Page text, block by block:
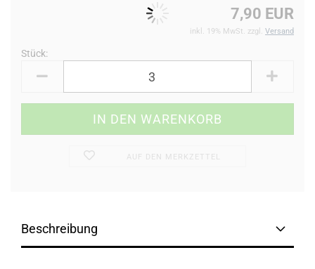
7,90 EUR
inkl. 19% MwSt. zzgl. Versand
Stück:
AUF DEN MERKZETTEL
Beschreibung